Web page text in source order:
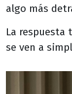
algo más
La respuesta
se ven a